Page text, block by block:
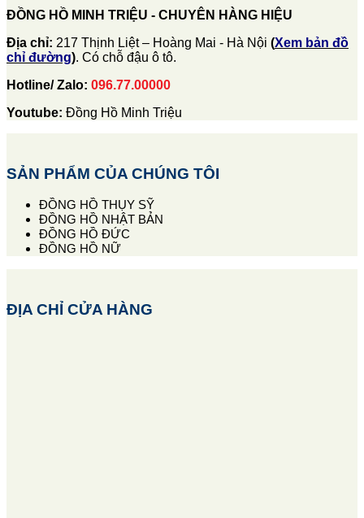
ĐỒNG HỒ MINH TRIỆU - CHUYÊN HÀNG HIỆU
Địa chỉ: 217 Thịnh Liệt – Hoàng Mai - Hà Nội (Xem bản đồ
chỉ đường). Có chỗ đậu ô tô.
Hotline/ Zalo: 096.77.00000
Youtube: Đồng Hồ Minh Triệu
SẢN PHẨM CỦA CHÚNG TÔI
ĐỒNG HỒ THỤY SỸ
ĐỒNG HỒ NHẬT BẢN
ĐỒNG HỒ ĐỨC
ĐỒNG HỒ NỮ
ĐỊA CHỈ CỬA HÀNG